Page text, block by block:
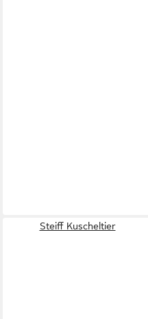
Steiff Kuscheltier